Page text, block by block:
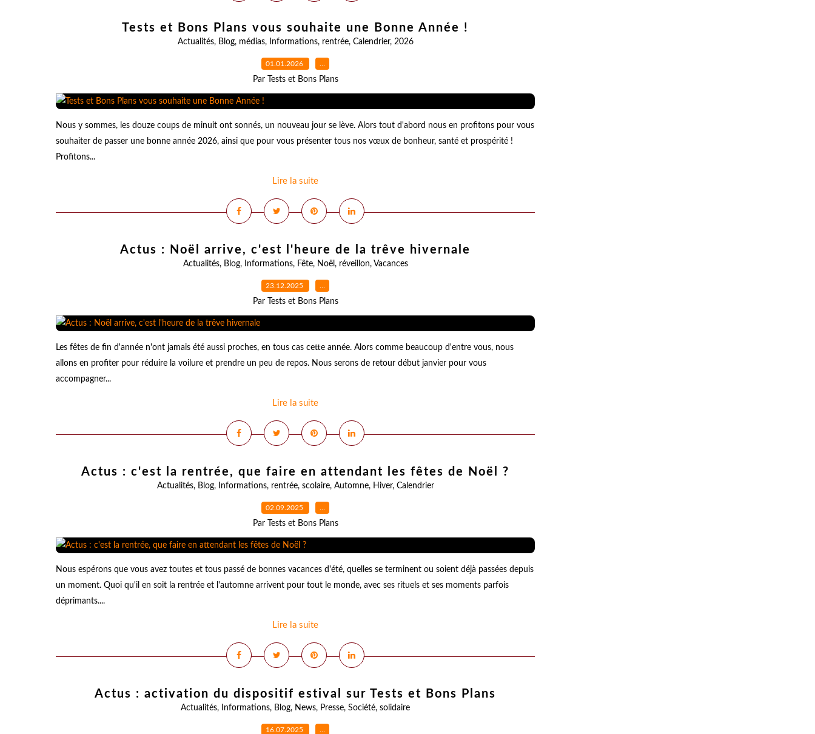
Tests et Bons Plans vous souhaite une Bonne Année !
Actualités, Blog, médias, Informations, rentrée, Calendrier, 2026
01.01.2026 …
Par Tests et Bons Plans
Nous y sommes, les douze coups de minuit ont sonnés, un nouveau jour se lève. Alors tout d'abord nous en profitons pour vous
souhaiter de passer une bonne année 2026, ainsi que pour vous présenter tous nos vœux de bonheur, santé et prospérité !
Profitons...
Lire la suite
Actus : Noël arrive, c'est l'heure de la trêve hivernale
Actualités, Blog, Informations, Fête, Noël , réveillon, Vacances
23.12.2025 …
Par Tests et Bons Plans
Les fêtes de fin d'année n'ont jamais été aussi proches, en tous cas cette année. Alors comme beaucoup d'entre vous, nous
allons en profiter pour réduire la voilure et prendre un peu de repos. Nous serons de retour début janvier pour vous
accompagner...
Lire la suite
Actus : c'est la rentrée, que faire en attendant les fêtes de Noël ?
Actualités, Blog, Informations, rentrée, scolaire, Automne, Hiver, Calendrier
02.09.2025 …
Par Tests et Bons Plans
Nous espérons que vous avez toutes et tous passé de bonnes vacances d'été, quelles se terminent ou soient déjà passées depuis
un moment. Quoi qu'il en soit la rentrée et l'automne arrivent pour tout le monde, avec ses rituels et ses moments parfois
déprimants....
Lire la suite
Actus : activation du dispositif estival sur Tests et Bons Plans
Actualités, Informations, Blog, News, Presse, Société, solidaire
16.07.2025 …